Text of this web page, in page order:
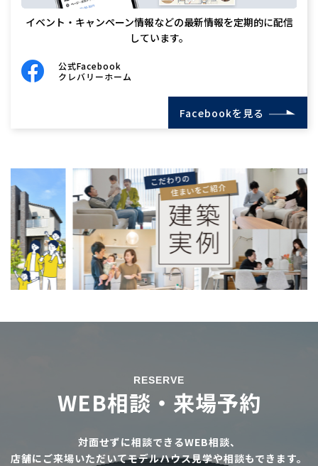
イベント・キャンペーン情報などの最新情報を定期的に配信
しています。
公式Facebook
クレバリーホーム
Facebookを見る
RESERVE
WEB相談・来場予約
対面せずに相談できるWEB相談、
店舗にご来場いただいてモデルハウス見学や相談もできます。